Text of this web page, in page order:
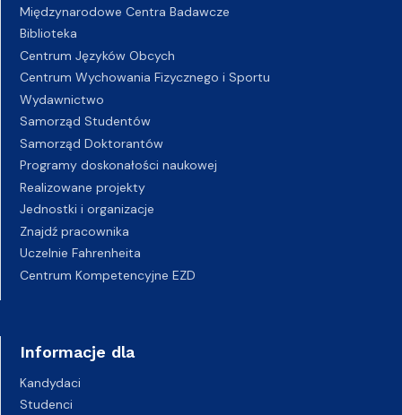
Międzynarodowe Centra Badawcze
Biblioteka
Centrum Języków Obcych
Centrum Wychowania Fizycznego i Sportu
Wydawnictwo
Samorząd Studentów
Samorząd Doktorantów
Programy doskonałości naukowej
Realizowane projekty
Jednostki i organizacje
Znajdź pracownika
Uczelnie Fahrenheita
Centrum Kompetencyjne EZD
Informacje dla
Kandydaci
Studenci